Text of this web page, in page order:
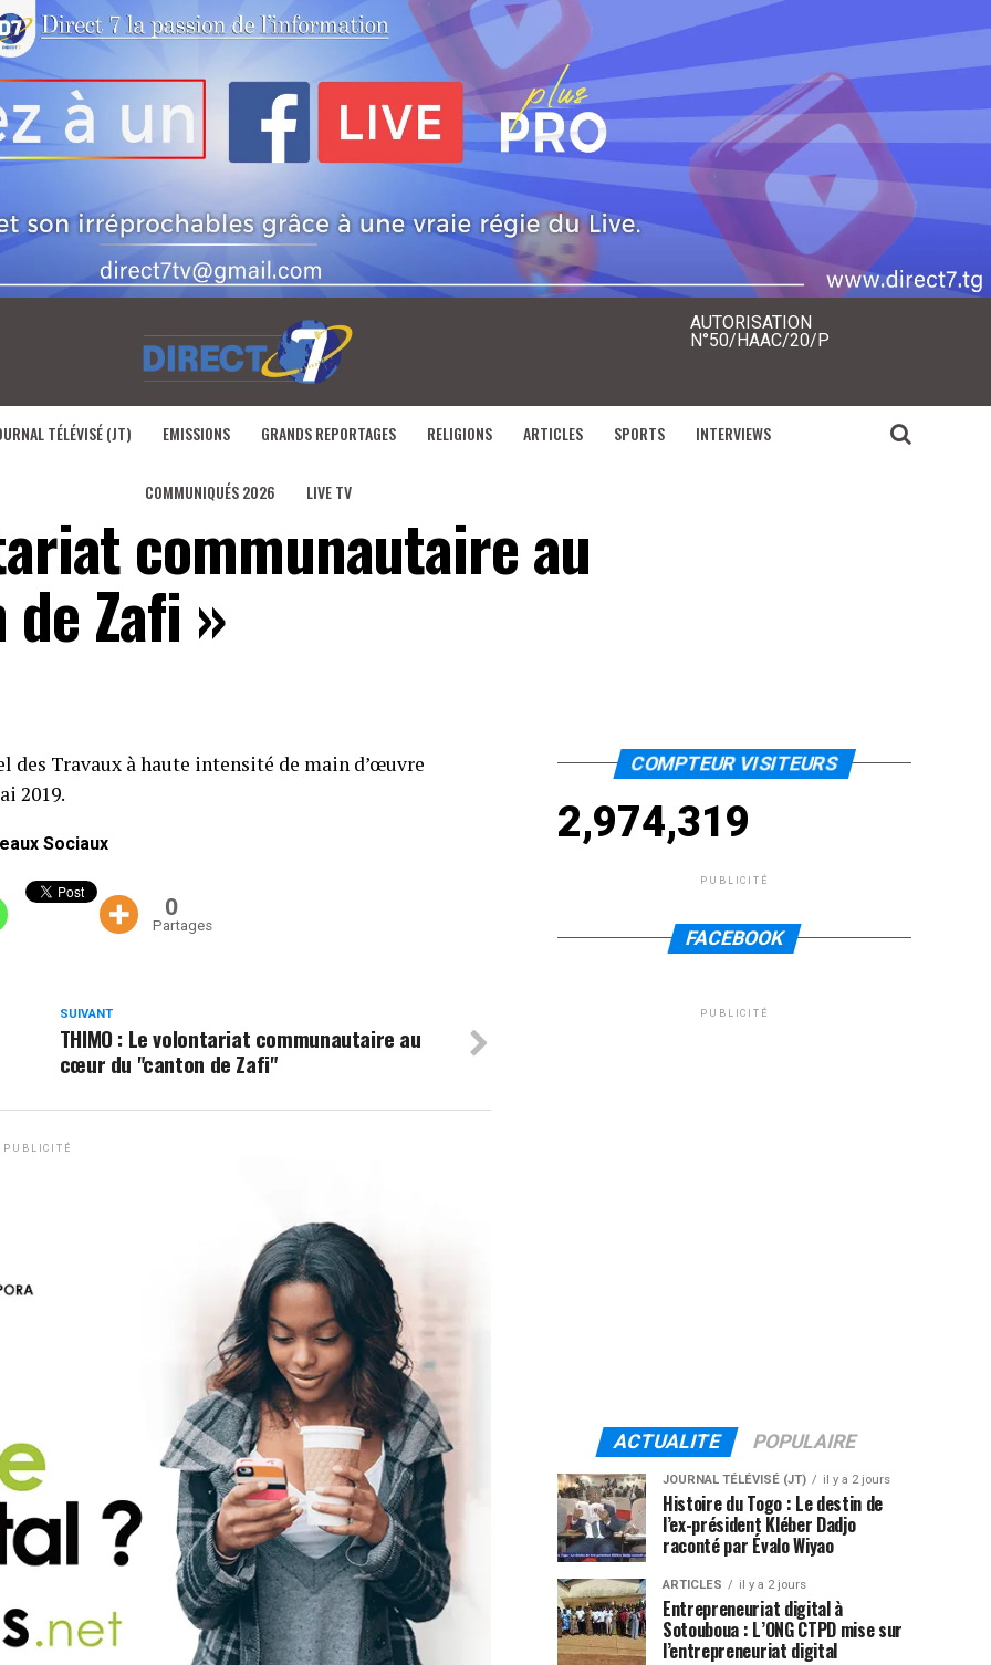
AUTORISATION
N°50/HAAC/20/P
TÉLÉVISÉ (JT) EMISSIONS GRANDS REPORTAGES RELIGIONS ARTICLES SPORTS INTERVIEWS
COMMUNIQUÉS 2026 LIVE TV
communautaire au
Zafi »
Travaux à haute intensité de main d’œuvre
2019.
Sociaux
0
Partages
SUIVANT
THIMO : Le volontariat communautaire au
cœur du "canton de Zafi"
PUBLICITÉ
COMPTEUR VISITEURS
2,974,319
PUBLICITÉ
FACEBOOK
PUBLICITÉ
ACTUALITE POPULAIRE
JOURNAL TÉLÉVISÉ (JT) il y a 2 jours
Histoire du Togo : Le destin de
l’ex-président Kléber Dadjo
raconté par Évalo Wiyao
ARTICLES il y a 2 jours
Entrepreneuriat digital à
Sotouboua : L’ONG CTPD mise sur
l’entrepreneuriat digital